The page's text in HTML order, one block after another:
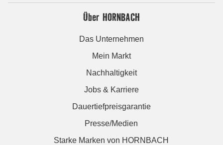
Über HORNBACH
Das Unternehmen
Mein Markt
Nachhaltigkeit
Jobs & Karriere
Dauertiefpreisgarantie
Presse/Medien
Starke Marken von HORNBACH